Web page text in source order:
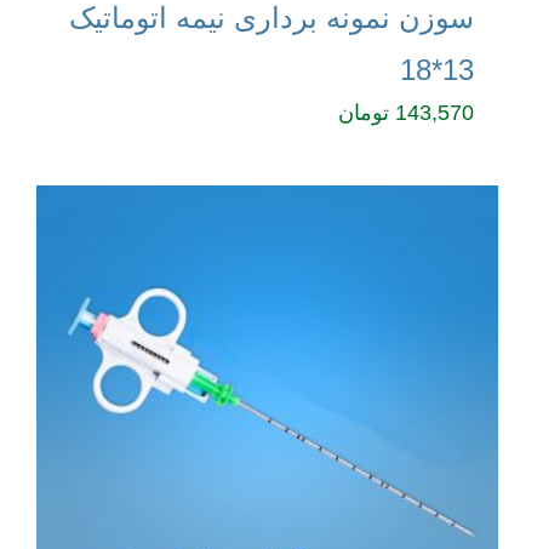
سوزن نمونه برداری نیمه اتوماتیک
13*18
143,570 تومان